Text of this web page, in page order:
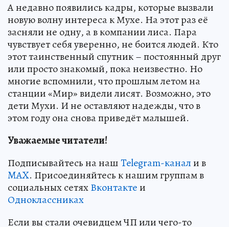
А недавно появились кадры, которые вызвали
новую волну интереса к Мухе. На этот раз её
засняли не одну, а в компании лиса. Пара
чувствует себя уверенно, не боится людей. Кто
этот таинственный спутник – постоянный друг
или просто знакомый, пока неизвестно. Но
многие вспомнили, что прошлым летом на
станции «Мир» видели лисят. Возможно, это
дети Мухи. И не оставляют надежды, что в
этом году она снова приведёт малышей.
Уважаемые читатели!
Подписывайтесь на нашTelegram-канали в
MAX. Присоединяйтесь к нашим группам в
социальных сетяхВконтактеи
Одноклассниках
Если вы стали очевидцем ЧП или чего-то